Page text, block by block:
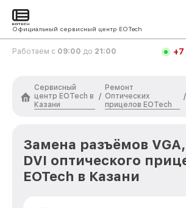
Официальный сервисный центр EOTech
Работаем с 09:00 до 21:00
Сервисный
центр EOTech в
Казани
/
Ремонт
Оптических
прицелов EOTech
/
Замена разъёмов
DVI оптического
EOTech в Казани